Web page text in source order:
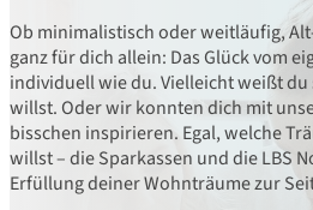
Ob minimalistisch oder weitläufig,
ganz für dich allein: Das Glück vom
individuell wie du. Vielleicht weißt
willst. Oder wir konnten dich mit
bisschen inspirieren. Egal, welche
willst – die Sparkassen und die LBS
Erfüllung deiner Wohnträume zur